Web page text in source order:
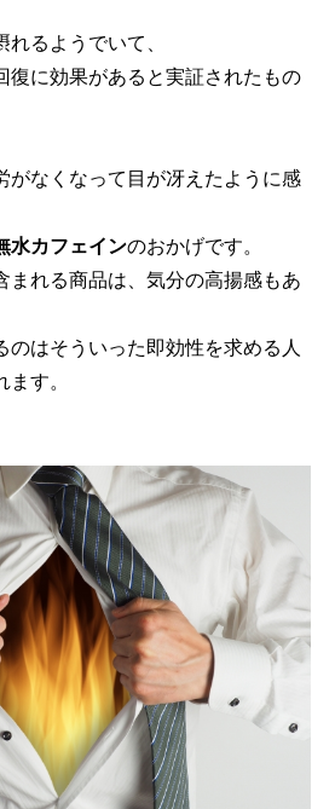
るようでいて、
復に効果があると実証されたもの
がなくなって目が冴えたように感
水カフェインのおかげです。
まれる商品は、気分の高揚感もあ
のはそういった即効性を求める人
す。